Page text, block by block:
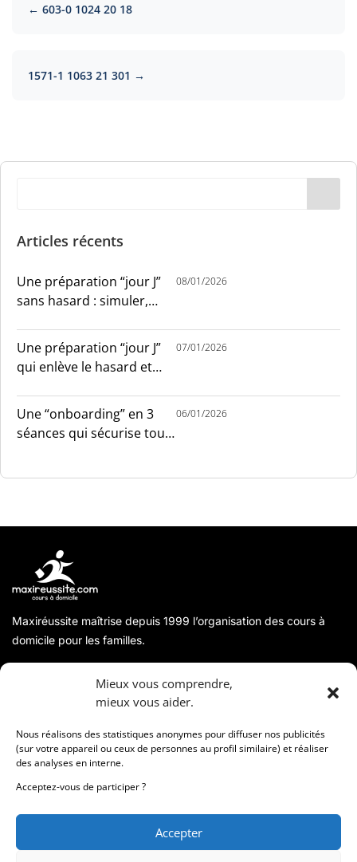
Mieux vous comprendre,
mieux vous aider.
Nous réalisons des statistiques anonymes pour diffuser nos publicités
(sur votre appareil ou ceux de personnes au profil similaire) et réaliser
des analyses en interne.
Acceptez-vous de participer ?
Accepter
← 603-0 1024 20 18
1571-1 1063 21 301 →
Articles récents
Une préparation “jour J”
sans hasard : simuler,
08/01/2026
Une préparation “jour J”
qui enlève le hasard et
07/01/2026
Une “onboarding” en 3
séances qui sécurise tout
06/01/2026
Maxiréussite maîtrise depuis 1999 l’organisation des cours à
domicile pour les familles.
Coordonnées